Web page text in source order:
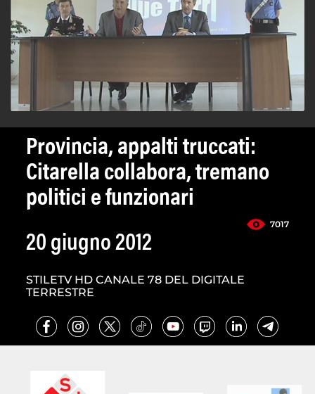
Provincia, appalti truccati:
Citarella collabora, tremano
politici e funzionari
7017
20 giugno 2012
STILETV HD CANALE 78 DEL DIGITALE
TERRESTRE